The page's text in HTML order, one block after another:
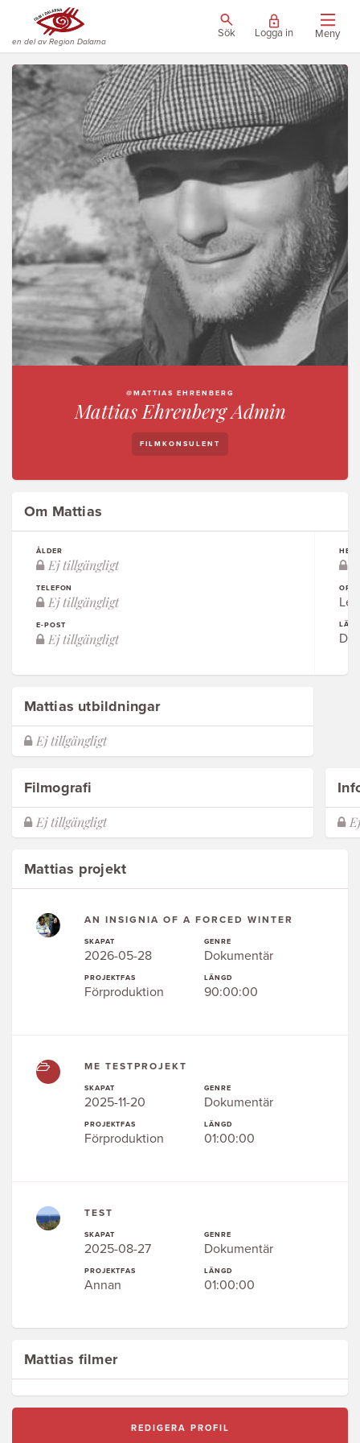
en del av Region Dalarna
Sök Logga in Meny
@MATTIAS EHRENBERG
Mattias Ehrenberg Admin
FILMKONSULENT
Om Mattias
ÅLDER
TELEFON
E-POST
ORT
LÄN
Mattias utbildningar
Filmografi
Mattias projekt
AN INSIGNIA OF A FORCED WINTER
SKAPAT
2026-05-28
PROJEKTFAS
Förproduktion
GENRE
Dokumentär
LÄNGD
90:00:00
ME TESTPROJEKT
SKAPAT
2025-11-20
PROJEKTFAS
Förproduktion
GENRE
Dokumentär
LÄNGD
01:00:00
TEST
SKAPAT
2025-08-27
PROJEKTFAS
Annan
GENRE
Dokumentär
LÄNGD
01:00:00
Mattias filmer
REDIGERA PROFIL